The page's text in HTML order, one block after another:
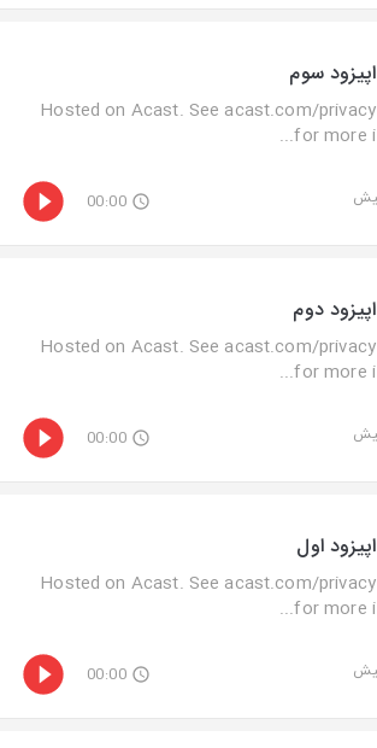
اپیزود‌ سوم
Hosted on Acast. See acast.com/privacy
for more i...
00:00
اپیزود دوم
Hosted on Acast. See acast.com/privacy
for more i...
00:00
اپیزود اول
Hosted on Acast. See acast.com/privacy
for more i...
00:00